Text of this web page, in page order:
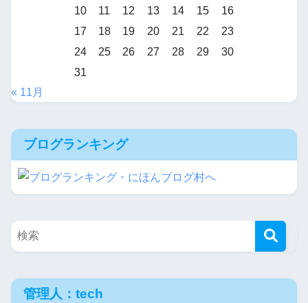
10
11 12 13 14 15
16
17
18 19 20 21 22
23
24
25 26 27 28 29
30
31
« 11月
ブログランキング
管理人：tech